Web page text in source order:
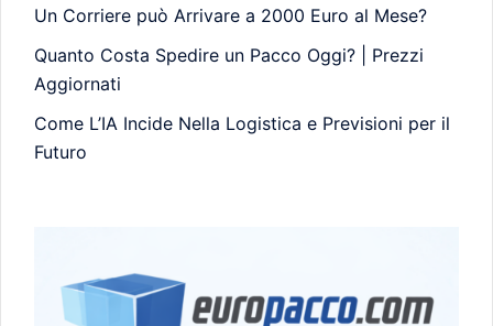
Un Corriere può Arrivare a 2000 Euro al Mese?
Quanto Costa Spedire un Pacco Oggi? | Prezzi
Aggiornati
Come L’IA Incide Nella Logistica e Previsioni per il
Futuro